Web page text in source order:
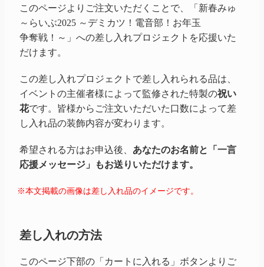
このページよりご注文いただくことで、 「新春みゅ
～らいぶ2025 ～デミカツ！電音部！お年玉
争奪戦！～」 への差し入れプロジェクトを応援いた
だけます。
この差し入れプロジェクトで差し入れられる品は、
イベントの主催者様によって監修された特製の祝い
花です。皆様からご注文いただいた口数によって差
し入れ品の装飾内容が変わります。
希望される方はお申込後、 あなたのお名前と「一言
応援メッセージ」もお送りいただけます。
※本文掲載の画像は差し入れ品のイメージです。
差し入れの方法
このページ下部の「カートに入れる」ボタンよりご